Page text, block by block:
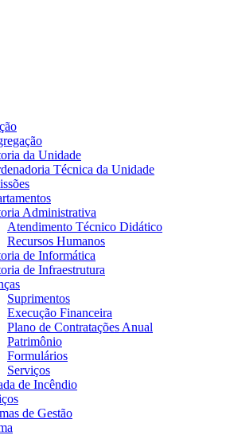
da Unidade
Técnica da Unidade
Administrativa
Atendimento Técnico Didático
Recursos Humanos
de Informática
de Infraestrutura
Suprimentos
Execução Financeira
Plano de Contratações Anual
Patrimônio
Formulários
Serviços
de Incêndio
de Gestão